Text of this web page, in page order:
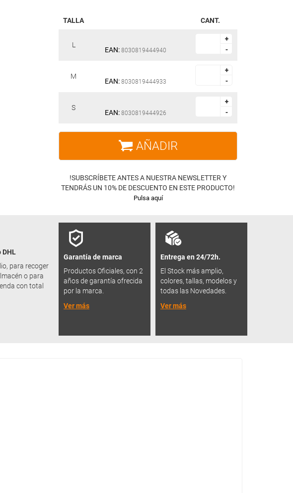
TALLA CANT.
L
EAN: 8030819444940
+
-
+
-
M
EAN: 8030819444933
+
-
+
-
S
EAN: 8030819444926
+
-
+
-
AÑADIR
!SUBSCRÍBETE ANTES A NUESTRA NEWSLETTER Y
TENDRÁS UN 10% DE DESCUENTO EN ESTE PRODUCTO!
Pulsa aquí
DHL
para recoger
o para
con total
Garantía de marca
Productos Oficiales, con 2
años de garantía ofrecida
por la marca.
Ver más
Entrega en 24/72h.
El Stock más amplio,
colores, tallas, modelos y
todas las Novedades.
Ver más